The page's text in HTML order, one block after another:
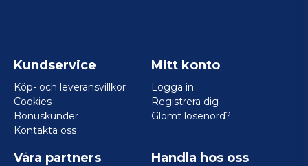
Kundservice
Köp- och leveransvillkor
Cookies
Bonuskunder
Kontakta oss
Mitt konto
Logga in
Registrera dig
Glömt lösenord?
Våra partners Handla hos oss